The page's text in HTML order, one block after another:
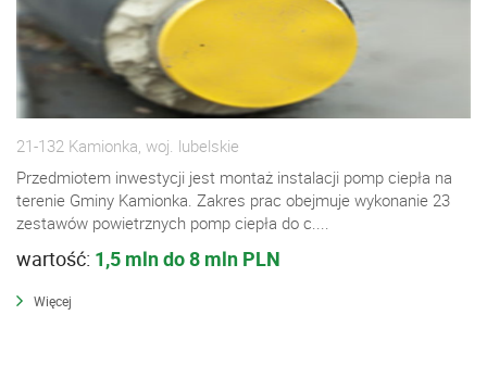
21-132 Kamionka, woj. lubelskie
Przedmiotem inwestycji jest montaż instalacji pomp ciepła na
terenie Gminy Kamionka. Zakres prac obejmuje wykonanie 23
zestawów powietrznych pomp ciepła do c....
wartość: 1,5 mln do 8 mln PLN
Więcej